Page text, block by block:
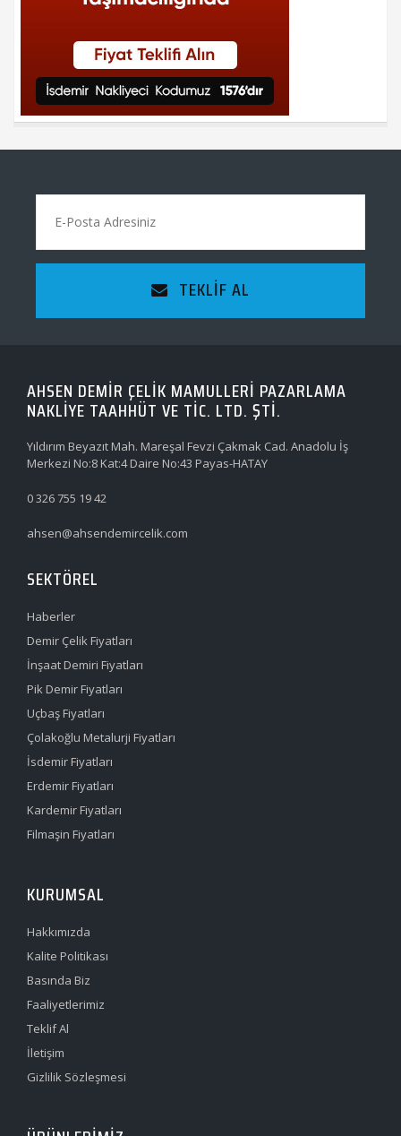
TEKLIF AL
AHSEN DEMİR ÇELİK MAMULLERİ PAZARLAMA
NAKLİYE TAAHHÜT VE TİC. LTD. ŞTİ.
Yıldırım Beyazıt Mah. Mareşal Fevzi Çakmak Cad. Anadolu İş
Merkezi No:8 Kat:4 Daire No:43 Payas-HATAY
0 326 755 19 42
ahsen@ahsendemircelik.com
SEKTÖREL
Haberler
Demir Çelik Fiyatları
İnşaat Demiri Fiyatları
Pik Demir Fiyatları
Uçbaş Fiyatları
Çolakoğlu Metalurji Fiyatları
İsdemir Fiyatları
Erdemir Fiyatları
Kardemir Fiyatları
Filmaşin Fiyatları
KURUMSAL
Hakkımızda
Kalite Politikası
Basında Biz
Faaliyetlerimiz
Teklif Al
İletişim
Gizlilik Sözleşmesi